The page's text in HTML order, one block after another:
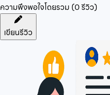
ความพึงพอใจโดยรวม (0รีวิว)
เขียนรีวิว